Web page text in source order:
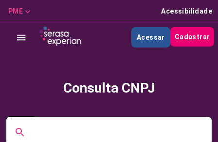
PME Acessibilidade
Acessar Cadastrar
Consulta CNPJ